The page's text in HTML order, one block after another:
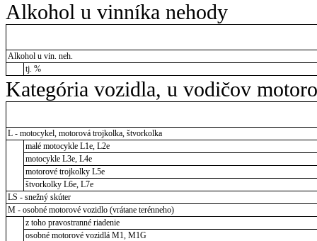
Alkohol u vinníka nehody
Alkohol u vin. neh.
tj. %
Kategória vozidla, u vodičov
L - motocykel, motorová trojkolka, štvorkolka
malé motocykle L1e, L2e
motocykle L3e, L4e
motorové trojkolky L5e
štvorkolky L6e, L7e
LS - snežný skúter
M - osobné motorové vozidlo (vrátane terénneho)
z toho pravostranné riadenie
osobné motorové vozidlá M1, M1G